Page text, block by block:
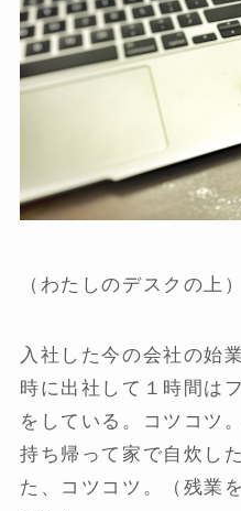
（わたしのデスクの上）
入社した今の会社の始
時に出社して１時間は
をしている。コツコツ
持ち帰って家で自炊し
た、コツコツ。（残業